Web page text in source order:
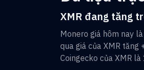
XMR đang tăng
Monero giá hôm nay là
qua giá của XMR tăng
Coingecko của XMR là